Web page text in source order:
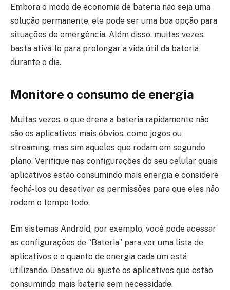
Embora o modo de economia de bateria não seja uma
solução permanente, ele pode ser uma boa opção para
situações de emergência. Além disso, muitas vezes,
basta ativá-lo para prolongar a vida útil da bateria
durante o dia.
Monitore o consumo de energia
Muitas vezes, o que drena a bateria rapidamente não
são os aplicativos mais óbvios, como jogos ou
streaming, mas sim aqueles que rodam em segundo
plano. Verifique nas configurações do seu celular quais
aplicativos estão consumindo mais energia e considere
fechá-los ou desativar as permissões para que eles não
rodem o tempo todo.
Em sistemas Android, por exemplo, você pode acessar
as configurações de “Bateria” para ver uma lista de
aplicativos e o quanto de energia cada um está
utilizando. Desative ou ajuste os aplicativos que estão
consumindo mais bateria sem necessidade.